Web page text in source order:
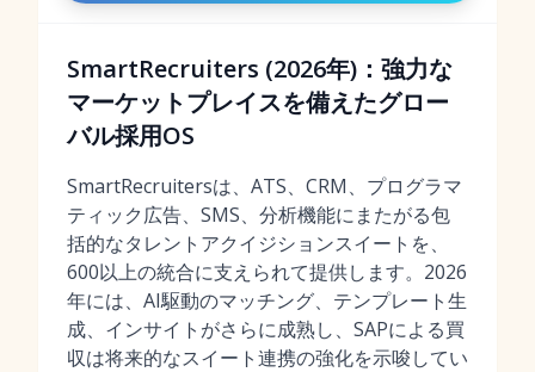
SmartRecruiters (2026年)：強力な
マーケットプレイスを備えたグロー
バル採用OS
SmartRecruitersは、ATS、CRM、プログラマ
ティック広告、SMS、分析機能にまたがる包
括的なタレントアクイジションスイートを、
600以上の統合に支えられて提供します。2026
年には、AI駆動のマッチング、テンプレート生
成、インサイトがさらに成熟し、SAPによる買
収は将来的なスイート連携の強化を示唆してい